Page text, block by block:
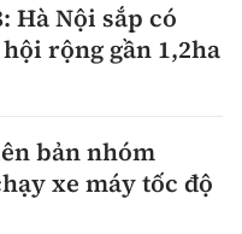
Hà Nội sắp có
rộng gần 1,2ha
bản nhóm
xe máy tốc độ